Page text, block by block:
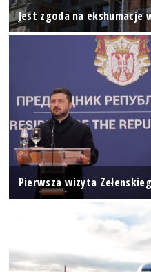
Jest zgoda na ekshumacje
Pierwsza wizyta